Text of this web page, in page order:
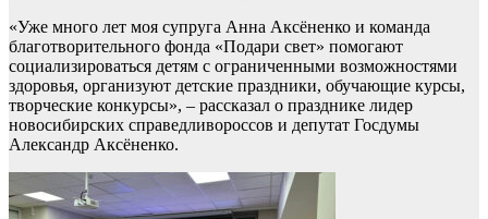
«Уже много лет моя супруга Анна Аксёненко и команда
благотворительного фонда «Подари свет» помогают
социализироваться детям с ограниченными возможностями
здоровья, организуют детские праздники, обучающие курсы,
творческие конкурсы», – рассказал о празднике лидер
новосибирских справедливороссов и депутат Госдумы
Александр Аксёненко.